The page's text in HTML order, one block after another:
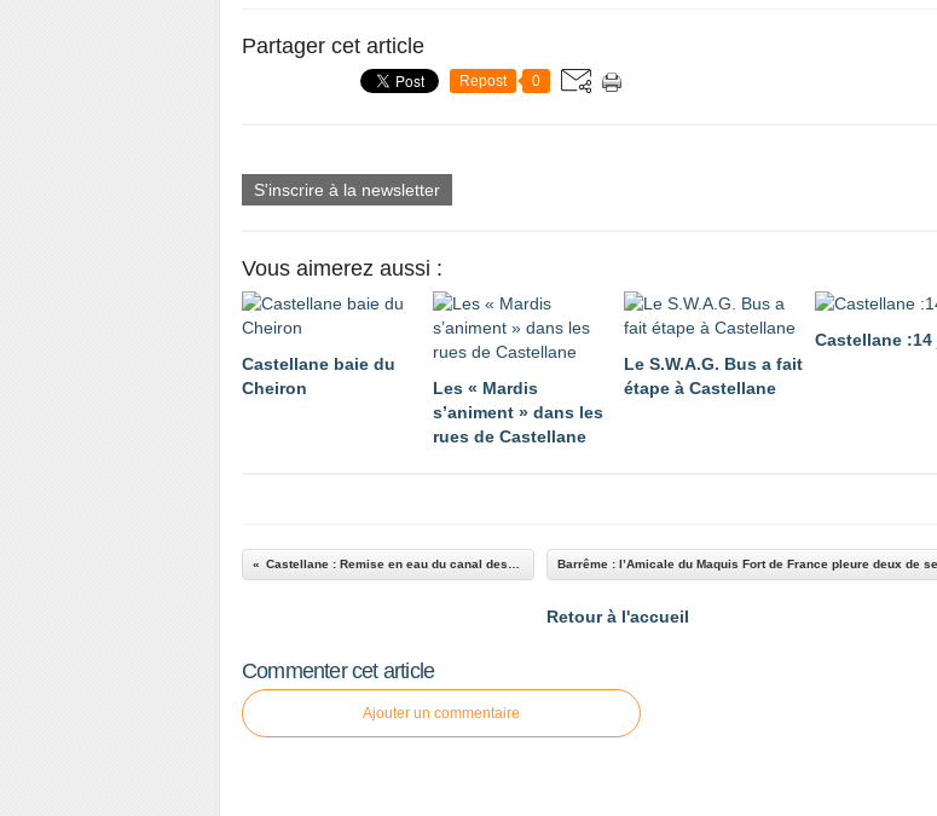
Partager cet article
Repost 0
S'inscrire à la newsletter
Vous aimerez aussi :
Castellane baie du
Cheiron
Les « Mardis
s’animent » dans les
rues de Castellane
Le S.W.A.G. Bus a fait
étape à Castellane
Castellane
Retour à l'accueil
Commenter cet article
Ajouter un commentaire